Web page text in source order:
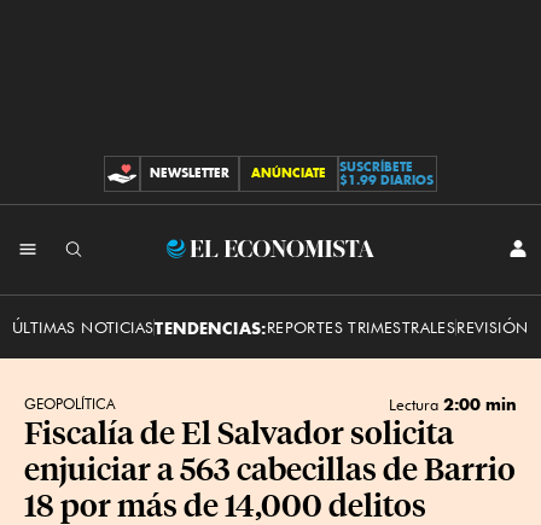
CONTRIBUCIONES
NEWSLETTER ANÚNCIATE
SUSCRÍBETE
$1.99 DIARIOS
El
ÚLTIMAS NOTICIASTENDENCIAS:REPORTES TRIMESTRALESREVISIÓN
GEOPOLÍTICA Lectura 2:00 min
Fiscalía de El Salvador solicita
enjuiciar a 563 cabecillas de Barrio
18 por más de 14,000 delitos